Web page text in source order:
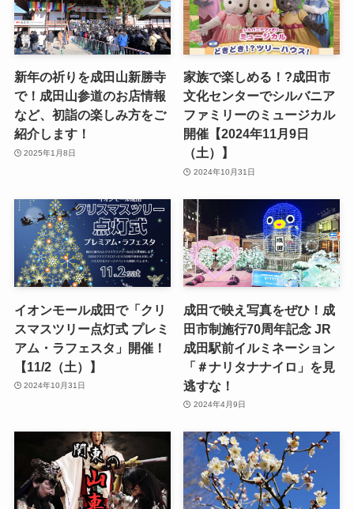
新年の祈りを成田山新勝寺
で！成田山参道のお店情報
など、初詣の楽しみ方をご
紹介します！
2025年1月8日
家族で楽しめる！?成田市
文化センターでシルバニア
ファミリーのミュージカル
開催【2024年11月9日
（土）】
2024年10月31日
イオンモール成田で「クリ
スマスツリー点灯式 プレミ
アム・ラフェスタ」開催！
【11/2（土）】
2024年10月31日
成田で映え写真をぜひ！成
田市制施行70周年記念 JR
成田駅前イルミネーション
「＃ナリタナナイロ」を見
逃すな！
2024年4月9日